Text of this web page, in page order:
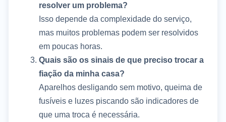
resolver um problema?
Isso depende da complexidade do serviço,
mas muitos problemas podem ser resolvidos
em poucas horas.
Quais são os sinais de que preciso trocar a
fiação da minha casa?
Aparelhos desligando sem motivo, queima de
fusíveis e luzes piscando são indicadores de
que uma troca é necessária.